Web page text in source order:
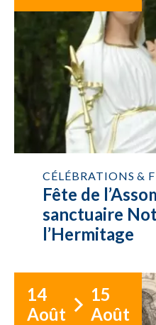
CÉLÉBRATIONS &
Fête de
sanctuaire
l’Hermitage
14
Août
15
Août